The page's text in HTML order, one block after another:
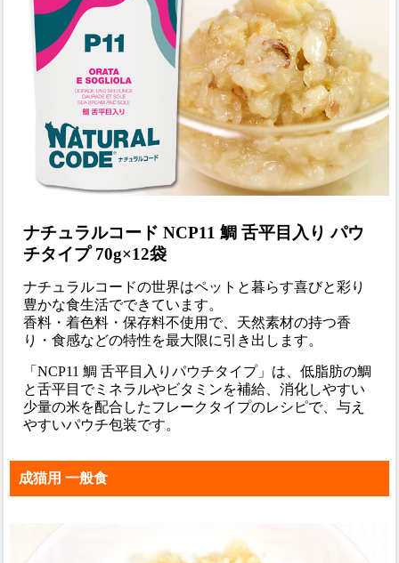
ナチュラルコード NCP11 鯛 舌平目入り パウ
チタイプ 70g×12袋
ナチュラルコードの世界はペットと暮らす喜びと彩り
豊かな食生活でできています。
香料・着色料・保存料不使用で、天然素材の持つ香
り・食感などの特性を最大限に引き出します。
「NCP11 鯛 舌平目入りパウチタイプ」は、低脂肪の鯛
と舌平目でミネラルやビタミンを補給、消化しやすい
少量の米を配合したフレークタイプのレシピで、与え
やすいパウチ包装です。
成猫用 一般食